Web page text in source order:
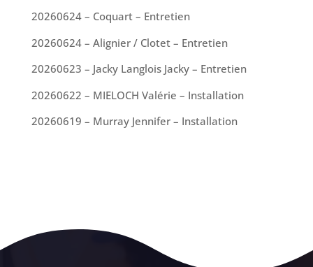
20260624 – Coquart – Entretien
20260624 – Alignier / Clotet – Entretien
20260623 – Jacky Langlois Jacky – Entretien
20260622 – MIELOCH Valérie – Installation
20260619 – Murray Jennifer – Installation